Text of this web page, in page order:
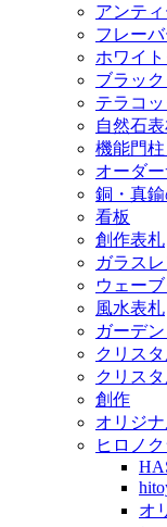
アンテ
フレー
ホワイ
ブラッ
テラコ
自然石
機能門
オーダ
銅・真
看板
創作表札
ガラス
ウェー
風水表札
ガーデ
クリス
クリス
創作
オリジ
ヒロノ
オ